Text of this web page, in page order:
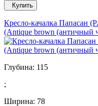
Купить
Кресло-качалка Папасан
(Antique brown (античный
Глубина: 115
;
Ширина: 78